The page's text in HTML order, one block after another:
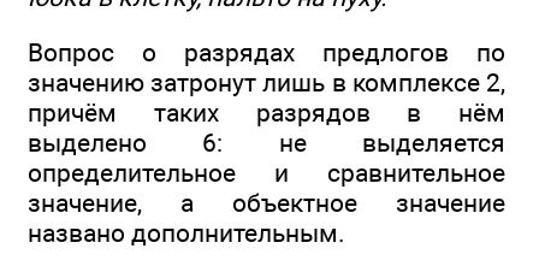
Вопрос о разрядах предлогов по
значению затронут лишь в комплексе 2,
причём таких разрядов в нём
выделено 6: не выделяется
определительное и сравнительное
значение, а объектное значение
названо дополнительным.